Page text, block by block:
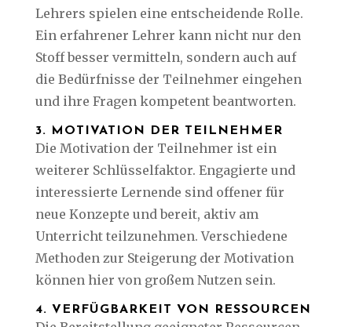
Lehrers spielen eine entscheidende Rolle.
Ein erfahrener Lehrer kann nicht nur den
Stoff besser vermitteln, sondern auch auf
die Bedürfnisse der Teilnehmer eingehen
und ihre Fragen kompetent beantworten.
3. MOTIVATION DER TEILNEHMER
Die Motivation der Teilnehmer ist ein
weiterer Schlüsselfaktor. Engagierte und
interessierte Lernende sind offener für
neue Konzepte und bereit, aktiv am
Unterricht teilzunehmen. Verschiedene
Methoden zur Steigerung der Motivation
können hier von großem Nutzen sein.
4. VERFÜGBARKEIT VON RESSOURCEN